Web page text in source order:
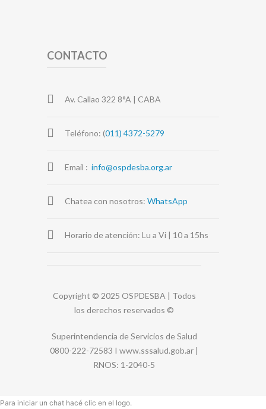
CONTACTO
Av. Callao 322 8°A | CABA
Teléfono: (011) 4372-5279
Email : info@ospdesba.org.ar
Chatea con nosotros: WhatsApp
Horario de atención: Lu a Vi | 10 a 15hs
Copyright © 2025 OSPDESBA | Todos
los derechos reservados ©
Superintendencia de Servicios de Salud
0800-222-72583 I www.sssalud.gob.ar |
RNOS: 1-2040-5
Para iniciar un chat hacé clic en el logo.